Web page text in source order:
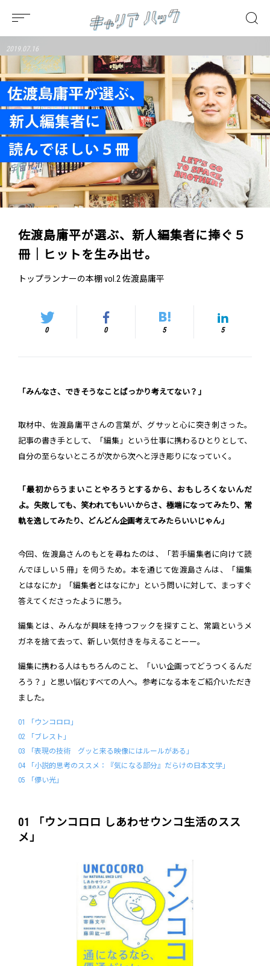
2019.07.16
佐渡島庸平が選ぶ、新人編集者に捧ぐ５
冊｜ヒットを生み出せ。
トップランナーの本棚 vol.2 佐渡島庸平
0 0 5 5
「みんなさ、できそうなことばっかり考えてない？」
取材中、佐渡島庸平さんの言葉が、グサッと心に突き刺さった。
記事の書き手として、「編集」という仕事に携わるひとりとして、
自分の至らないところが次から次へと浮き彫りになっていく。
「最初からうまいことやろうとするから、おもしろくないんだ
よ。失敗しても、笑われてもいいからさ、極端になってみたり、常
軌を逸してみたり、どんどん企画考えてみたらいいじゃん」
今回、佐渡島さんのもとを尋ねたのは、「若手編集者に向けて読
んでほしい５冊」を伺うため。本を通じて佐渡島さんは、「編集
とはなにか」「編集者とはなにか」という問いに対して、まっすぐ
答えてくださったように思う。
編集とは、みんなが興味を持つフックを探すこと、常識というメ
ガネを捨て去って、新しい気付きを与えることーー。
編集に携わる人はもちろんのこと、「いい企画ってどうつくるんだ
ろう？」と思い悩むすべての人へ。参考になる本をご紹介いただき
ました。
01 「ウンコロロ」
02 「ブレスト」
03 「表現の技術 グッと来る映像にはルールがある」
04 「小説的思考のススメ：『気になる部分』だらけの日本文学」
05 「儚い光」
01 「ウンコロロ しあわせウンコ生活のスス
メ」